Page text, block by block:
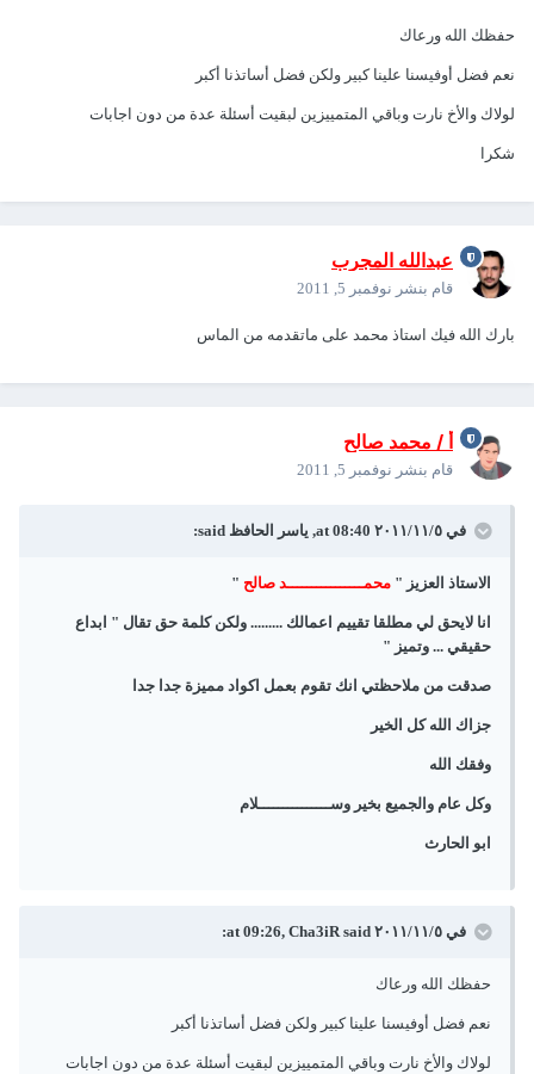
حفظك الله ورعاك
نعم فضل أوفيسنا علينا كبير ولكن فضل أساتذنا أكبر
لولاك والأخ نارت وباقي المتمييزين لبقيت أسئلة عدة من دون اجابات
شكرا
عبدالله المجرب
قام بنشر نوفمبر 5, 2011
بارك الله فيك استاذ محمد على ماتقدمه من الماس
أ / محمد صالح
قام بنشر نوفمبر 5, 2011
في ٥‏/١١‏/٢٠١١ at 08:40, ياسر الحافظ said:
الاستاذ العزيز " محمــــــــــــــــد صالح "
انا لايحق لي مطلقا تقييم اعمالك ......... ولكن كلمة حق تقال " ابداع
حقيقي ... وتميز "
صدقت من ملاحظتي انك تقوم بعمل اكواد مميزة جدا جدا
جزاك الله كل الخير
وفقك الله
وكل عام والجميع بخير وســـــــــــــــلام
ابو الحارث
في ٥‏/١١‏/٢٠١١ at 09:26, Cha3iR said:
حفظك الله ورعاك
نعم فضل أوفيسنا علينا كبير ولكن فضل أساتذنا أكبر
لولاك والأخ نارت وباقي المتمييزين لبقيت أسئلة عدة من دون اجابات